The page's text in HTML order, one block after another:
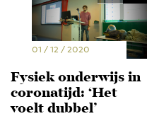
01 / 12 / 2020
Fysiek onderwijs in
coronatijd: ‘Het
voelt dubbel’